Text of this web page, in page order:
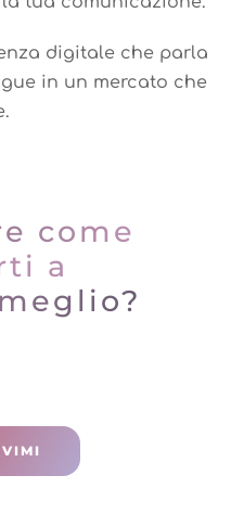
digitale che parla
in un mercato che
come
a